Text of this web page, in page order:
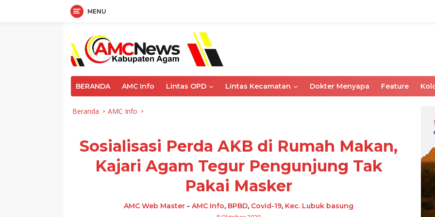
MENU
BERANDA AMC Info Lintas OPD Lintas Kecamatan Dokter Menyapa Feature
Beranda AMC Info
Sosialisasi Perda AKB di Rumah Makan,
Kajari Agam Tegur Pengunjung Tak
Pakai Masker
AMC Web Master -AMC Info, BPBD, Covid-19, Kec. Lubuk basung